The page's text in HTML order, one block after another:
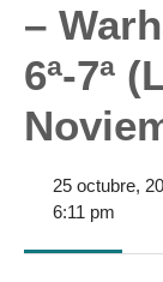
–
6ª-7ª
25 octubre,
6:11 pm